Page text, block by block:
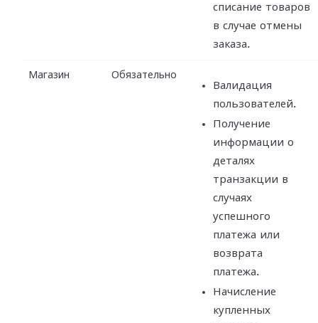
списание товаров
в случае отмены
заказа.
Магазин Обязательно
Валидация
пользователей.
Получение
информации о
деталях
транзакции в
случаях
успешного
платежа или
возврата
платежа.
Начисление
купленных